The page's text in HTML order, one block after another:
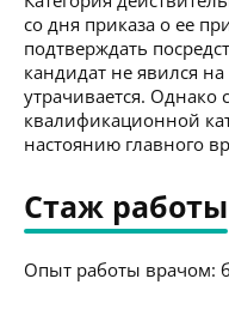
со дня приказа о ее
подтверждать
кандидат не явился на
утрачивается. Однако
квалификационной
настоянию главного
Стаж работы
Опыт работы врачом: